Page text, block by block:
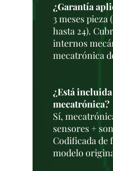
¿Garantía
3 meses pieza
hasta 24).
internos
mecatrónica
¿Está
mecatrónica?
Sí,
sensores +
Codificada de
modelo